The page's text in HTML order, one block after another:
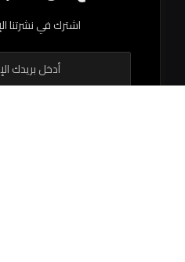
اشترك في نشرتنا